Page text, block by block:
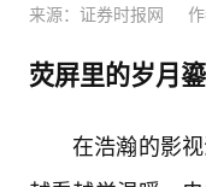
来源：证券时报网
荧屏里的岁月
在浩瀚的影